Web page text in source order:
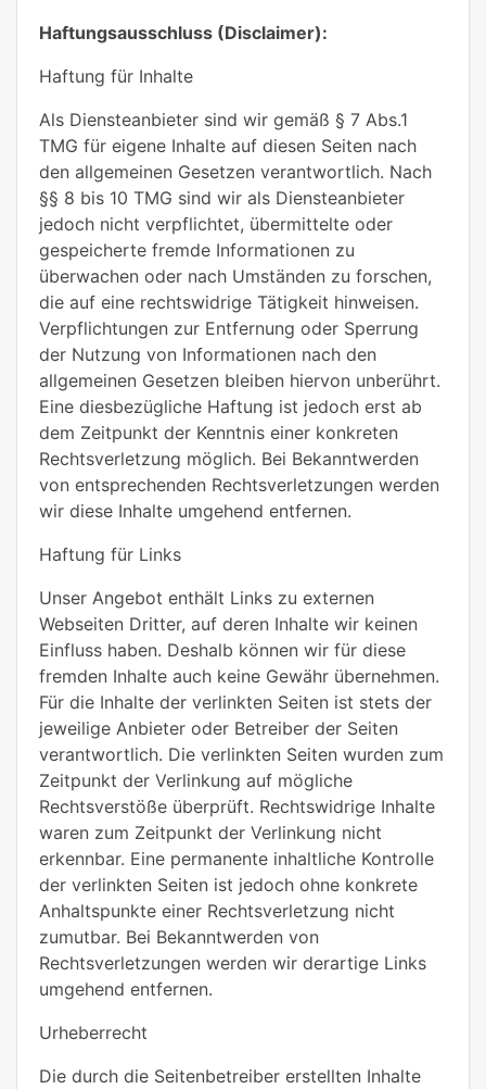
Haftungsausschluss (Disclaimer):
Haftung für Inhalte
Als Diensteanbieter sind wir gemäß § 7 Abs.1
TMG für eigene Inhalte auf diesen Seiten nach
den allgemeinen Gesetzen verantwortlich. Nach
§§ 8 bis 10 TMG sind wir als Diensteanbieter
jedoch nicht verpflichtet, übermittelte oder
gespeicherte fremde Informationen zu
überwachen oder nach Umständen zu forschen,
die auf eine rechtswidrige Tätigkeit hinweisen.
Verpflichtungen zur Entfernung oder Sperrung
der Nutzung von Informationen nach den
allgemeinen Gesetzen bleiben hiervon unberührt.
Eine diesbezügliche Haftung ist jedoch erst ab
dem Zeitpunkt der Kenntnis einer konkreten
Rechtsverletzung möglich. Bei Bekanntwerden
von entsprechenden Rechtsverletzungen werden
wir diese Inhalte umgehend entfernen.
Haftung für Links
Unser Angebot enthält Links zu externen
Webseiten Dritter, auf deren Inhalte wir keinen
Einfluss haben. Deshalb können wir für diese
fremden Inhalte auch keine Gewähr übernehmen.
Für die Inhalte der verlinkten Seiten ist stets der
jeweilige Anbieter oder Betreiber der Seiten
verantwortlich. Die verlinkten Seiten wurden zum
Zeitpunkt der Verlinkung auf mögliche
Rechtsverstöße überprüft. Rechtswidrige Inhalte
waren zum Zeitpunkt der Verlinkung nicht
erkennbar. Eine permanente inhaltliche Kontrolle
der verlinkten Seiten ist jedoch ohne konkrete
Anhaltspunkte einer Rechtsverletzung nicht
zumutbar. Bei Bekanntwerden von
Rechtsverletzungen werden wir derartige Links
umgehend entfernen.
Urheberrecht
Die durch die Seitenbetreiber erstellten Inhalte